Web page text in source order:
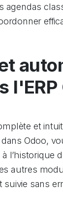
agendas
l'ERP
et
Odoo,
l’historique
autres
sans